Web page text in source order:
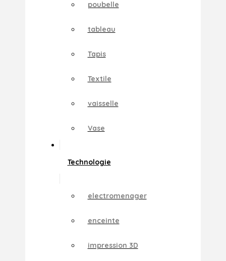
poubelle
tableau
Tapis
Textile
vaisselle
Vase
Technologie
electromenager
enceinte
impression 3D